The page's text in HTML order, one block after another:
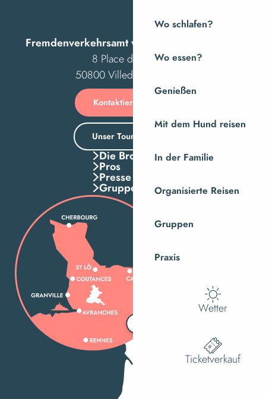
Wo schlafen?
Wo essen?
Genießen
Mit dem Hund reisen
In der Familie
Organisierte Reisen
Gruppen
Praxis
Wetter
Ticketverkauf
Fremdenverkehrsamt von Villedieu Intercom
8 Place des Costils
50800 Villedieu-les-Poêles
Kontaktieren Sie uns
Unser Tourismusbüro
Die Broschuren
Pros
Presse
Gruppen